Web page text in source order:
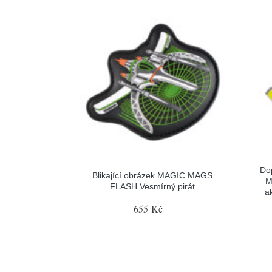
Blikající obrázek MAGIC MAGS
FLASH Vesmírný pirát
655 Kč